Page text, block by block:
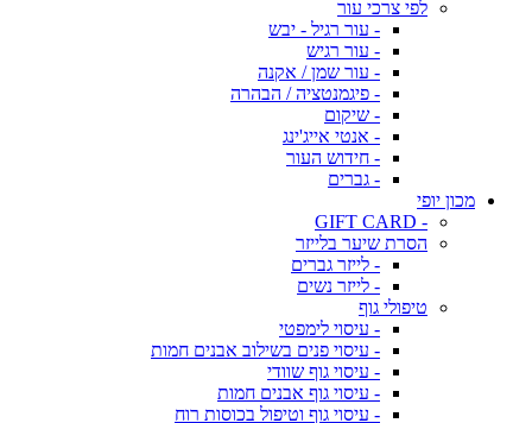
לפי צרכי עור
- עור רגיל - יבש
- עור רגיש
- עור שמן / אקנה
- פיגמנטציה / הבהרה
- שיקום
- אנטי אייג'ינג
- חידוש העור
- גברים
מכון יופי
- GIFT CARD
הסרת שיער בלייזר
- לייזר גברים
- לייזר נשים
טיפולי גוף
- עיסוי לימפטי
- עיסוי פנים בשילוב אבנים חמות
- עיסוי גוף שוודי
- עיסוי גוף אבנים חמות
- עיסוי גוף וטיפול בכוסות רוח